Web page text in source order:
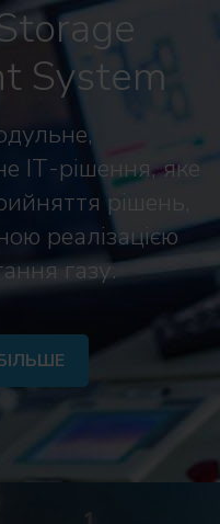
System
ІТ-рішення, яке
рішень,
реалізацією
газу.